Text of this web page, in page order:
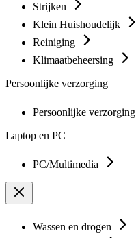
Strijken
Klein Huishoudelijk
Reiniging
Klimaatbeheersing
Persoonlijke verzorging
Persoonlijke verzorging
Laptop en PC
PC/Multimedia
Wassen en drogen